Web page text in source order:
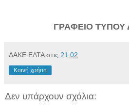
ΓΡΑΦΕΙΟ ΤΥΠΟΥ
ΔΑΚΕ ΕΛΤΑ στις 21:02
Κοινή χρήση
Δεν υπάρχουν σχόλια: